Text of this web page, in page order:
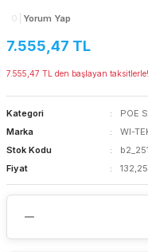
0 Yorum Yap
7.555,47 TL
7.555,47 TL den başlayan taksitlerle!
Kategori
POE
Marka
WI-
Stok Kodu
Fiyat